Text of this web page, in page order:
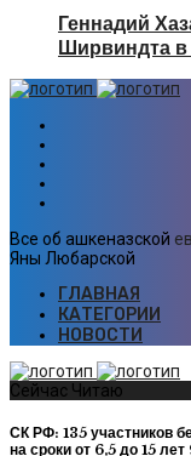
Геннадий
Ширвиндта в
Все об ашкеназской
Яны Любарской
ГЛАВНАЯ
КАТЕГОРИИ
НОВОСТИ
Сейчас Читаю
СК РФ: 135 участников
на сроки от 6,5 до 15 лет